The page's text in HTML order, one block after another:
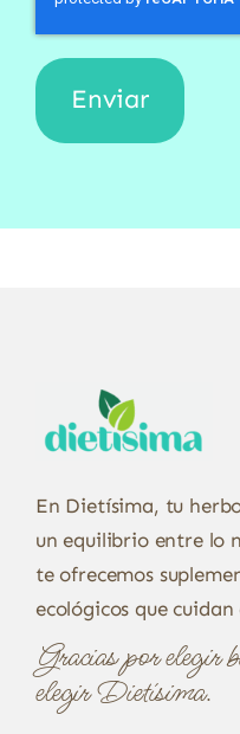
En Dietísima, tu
un equilibrio entre lo
te ofrecemos
ecológicos que
Gracias por elegir
elegir Dietísima.